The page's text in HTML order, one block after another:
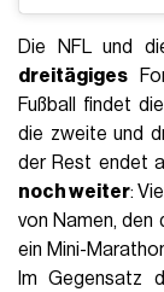
Die NFL und
dreitägiges
Fußball findet
die zweite und
der Rest endet
noch weiter:
von Namen, den
ein Mini-
Im Gegensatz